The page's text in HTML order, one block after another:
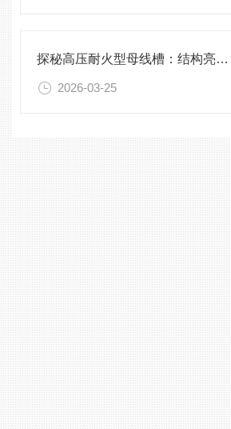
探秘高压耐火型母线槽：结构亮点与实用效能
2026-03-25